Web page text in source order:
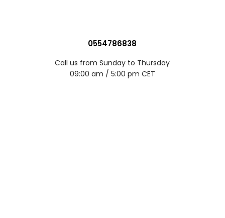
0554786838
Call us from Sunday to Thursday
09:00 am / 5:00 pm CET